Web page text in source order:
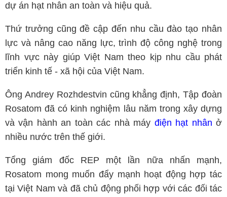
dự án hạt nhân an toàn và hiệu quả.
Thứ trưởng cũng đề cập đến nhu cầu đào tạo nhân
lực và nâng cao năng lực, trình độ công nghệ trong
lĩnh vực này giúp Việt Nam theo kịp nhu cầu phát
triển kinh tế - xã hội của Việt Nam.
Ông Andrey Rozhdestvin cũng khẳng định, Tập đoàn
Rosatom đã có kinh nghiệm lâu năm trong xây dựng
và vận hành an toàn các nhà máy điện hạt nhân ở
nhiều nước trên thế giới.
Tổng giám đốc REP một lần nữa nhấn mạnh,
Rosatom mong muốn đẩy mạnh hoạt động hợp tác
tại Việt Nam và đã chủ động phối hợp với các đối tác